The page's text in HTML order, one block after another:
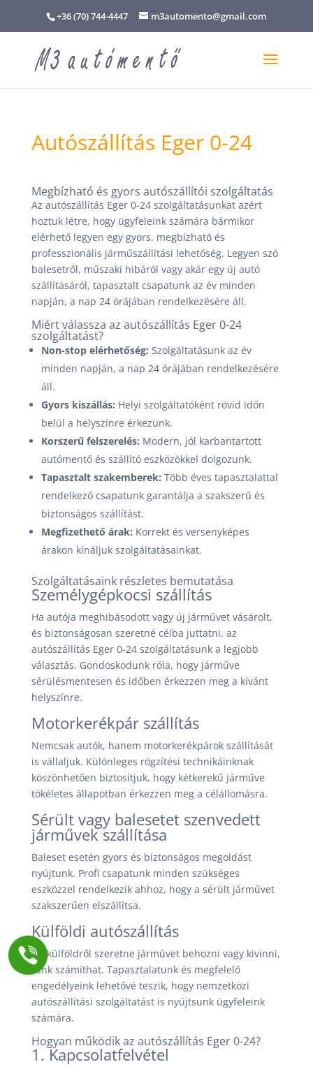
+36 (70) 744-4447 m3automento@gmail.com
Autószállítás Eger 0-24
Megbízható és gyors autószállítói szolgáltatás
Az autószállítás Eger 0-24 szolgáltatásunkat azért
hoztuk létre, hogy ügyfeleink számára bármikor
elérhető legyen egy gyors, megbízható és
professzionális járműszállítási lehetőség. Legyen szó
balesetről, műszaki hibáról vagy akár egy új autó
szállításáról, tapasztalt csapatunk az év minden
napján, a nap 24 órájában rendelkezésére áll.
Miért válassza az autószállítás Eger 0-24
szolgáltatást?
Non-stop elérhetőség: Szolgáltatásunk az év
minden napján, a nap 24 órájában rendelkezésére
áll.
Gyors kiszállás: Helyi szolgáltatóként rövid időn
belül a helyszínre érkezünk.
Korszerű felszerelés: Modern, jól karbantartott
autómentő és szállító eszközökkel dolgozunk.
Tapasztalt szakemberek: Több éves tapasztalattal
rendelkező csapatunk garantálja a szakszerű és
biztonságos szállítást.
Megfizethető árak: Korrekt és versenyképes
árakon kínáljuk szolgáltatásainkat.
Szolgáltatásaink részletes bemutatása
Személygépkocsi szállítás
Ha autója meghibásodott vagy új járművet vásárolt,
és biztonságosan szeretné célba juttatni, az
autószállítás Eger 0-24 szolgáltatásunk a legjobb
választás. Gondoskodunk róla, hogy járműve
sérülésmentesen és időben érkezzen meg a kívánt
helyszínre.
Motorkerékpár szállítás
Nemcsak autók, hanem motorkerékpárok szállítását
is vállaljuk. Különleges rögzítési technikáinknak
köszönhetően biztosítjuk, hogy kétkerekű járműve
tökéletes állapotban érkezzen meg a célállomásra.
Sérült vagy balesetet szenvedett
járművek szállítása
Baleset esetén gyors és biztonságos megoldást
nyújtunk. Profi csapatunk minden szükséges
eszközzel rendelkezik ahhoz, hogy a sérült járművet
szakszerűen elszállítsa.
Külföldi autószállítás
Ha külföldről szeretne járművet behozni vagy kivinni,
ránk számíthat. Tapasztalatunk és megfelelő
engedélyeink lehetővé teszik, hogy nemzetközi
autószállítási szolgáltatást is nyújtsunk ügyfeleink
számára.
Hogyan működik az autószállítás Eger 0-24?
1. Kapcsolatfelvétel